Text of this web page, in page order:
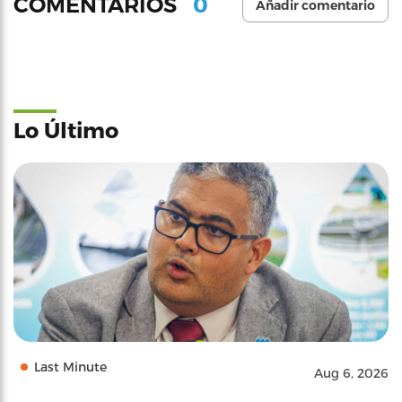
Añadir comentario
Lo Último
Last Minute Aug 6, 2026